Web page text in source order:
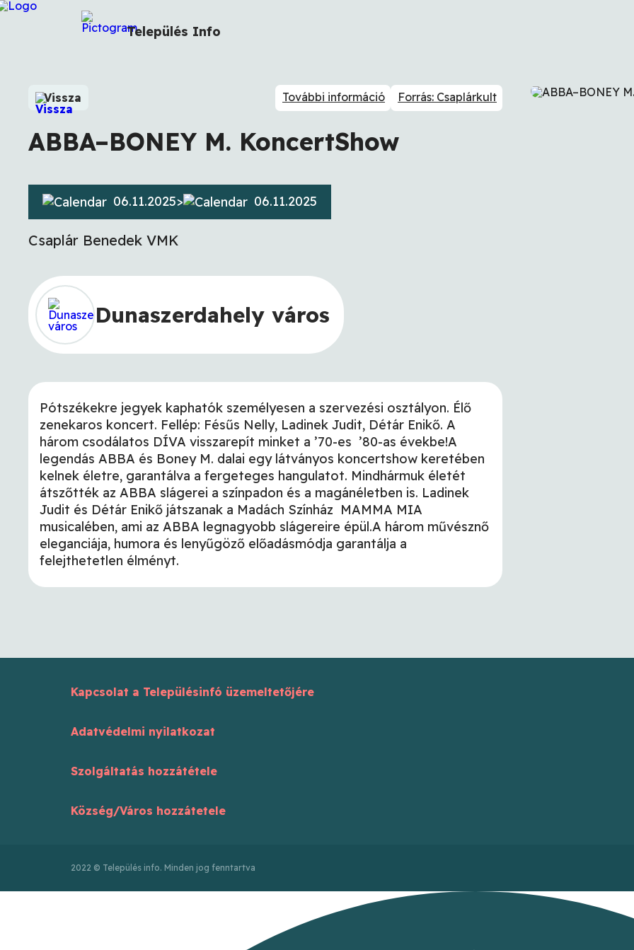
Település Info
Vissza További információ Forrás: Csaplárkult
ABBA–BONEY M. KoncertShow
06.11.2025> 06.11.2025
Csaplár Benedek VMK
Dunaszerdahely város
Pótszékekre jegyek kaphatók személyesen a szervezési osztályon. Élő
zenekaros koncert. Fellép: Fésűs Nelly, Ladinek Judit, Détár Enikő. A
három csodálatos DÍVA visszarepít minket a ’70-es ’80-as évekbe!A
legendás ABBA és Boney M. dalai egy látványos koncertshow keretében
kelnek életre, garantálva a fergeteges hangulatot. Mindhármuk életét
átszőtték az ABBA slágerei a színpadon és a magánéletben is. Ladinek
Judit és Détár Enikő játszanak a Madách Színház MAMMA MIA
musicalében, ami az ABBA legnagyobb slágereire épül.A három művésznő
eleganciája, humora és lenyűgöző előadásmódja garantálja a
felejthetetlen élményt.
Kapcsolat a Településinfó üzemeltetőjére
Adatvédelmi nyilatkozat
Szolgáltatás hozzátétele
Község/Város hozzátetele
2022 © Település info. Minden jog fenntartva